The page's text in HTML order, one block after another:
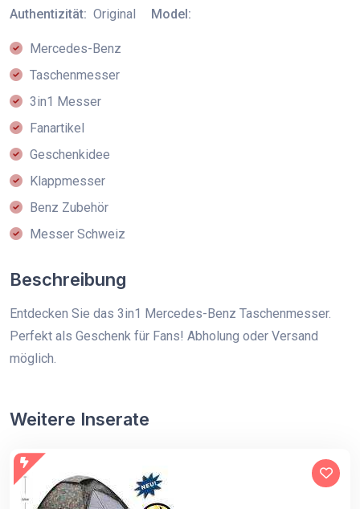
Authentizität: Original Model:
Mercedes-Benz
Taschenmesser
3in1 Messer
Fanartikel
Geschenkidee
Klappmesser
Benz Zubehör
Messer Schweiz
Beschreibung
Entdecken Sie das 3in1 Mercedes-Benz Taschenmesser.
Perfekt als Geschenk für Fans! Abholung oder Versand
möglich.
Weitere Inserate